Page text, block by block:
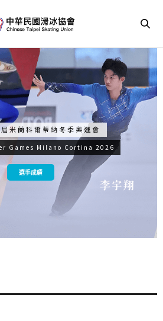
米蘭科爾蒂納冬季奧運會
Games Milano Cortina 2026
選手成績
滑冰
Skating